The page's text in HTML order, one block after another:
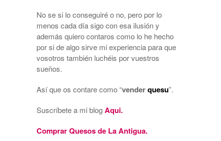
No se si lo conseguiré o no, pero por lo
menos cada día sigo con esa ilusión y
además quiero contaros como lo he hecho
por si de algo sirve mi experiencia para que
vosotros también luchéis por vuestros
sueños.
Así que os contare como “venderquesu”.
Suscríbete a mi blogAqui.
Comprar Quesos de La Antigua.